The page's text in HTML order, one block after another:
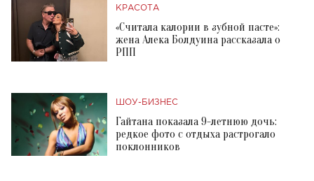
КРАСОТА
«Считала калории в зубной пасте»:
жена Алека Болдуина рассказала о
РПП
ШОУ-БИЗНЕС
Гайтана показала 9-летнюю дочь:
редкое фото с отдыха растрогало
поклонников